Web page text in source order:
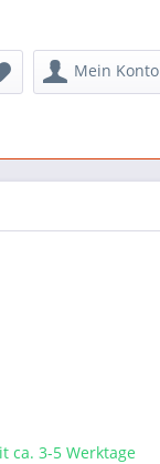
Mein Konto
ca. 3-5 Werktage